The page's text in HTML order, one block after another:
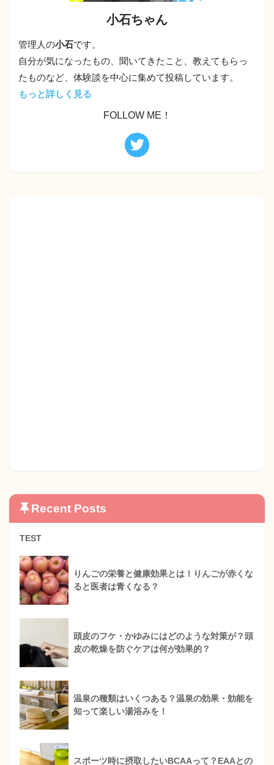
小石ちゃん
管理人の小石です。
自分が気になったもの、聞いてきたこと、教えてもらっ
たものなど、体験談を中心に集めて投稿しています。
もっと詳しく見る
FOLLOW ME！
Recent Posts
TEST
りんごの栄養と健康効果とは！りんごが赤くな
ると医者は青くなる？
頭皮のフケ・かゆみにはどのような対策が？頭
皮の乾燥を防ぐケアは何が効果的？
温泉の種類はいくつある？温泉の効果・効能を
知って楽しい湯浴みを！
スポーツ時に摂取したいBCAAって？EAAとの